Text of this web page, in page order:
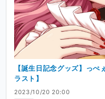
2023/10/20 20:00
【誕生日記念グッズ】っぺ
ラスト】